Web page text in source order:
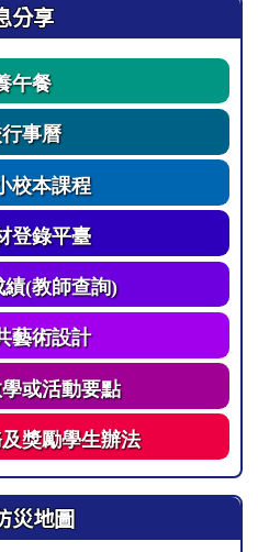
分享
午餐
事曆
校本課程
登錄平臺
(教師查詢)
藝術設計
或活動要點
獎勵學生辦法
災地圖